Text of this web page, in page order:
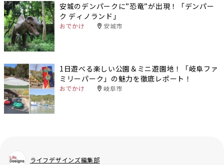
安城のデンパークに”恐竜”が出現！「デンパー
ク ディノランド」
おでかけ 安城市
1日遊べる楽しい公園＆ミニ遊園地！「岐阜ファ
ミリーパーク」の魅力を徹底レポート！
おでかけ 岐阜市
ライフデザインズ編集部